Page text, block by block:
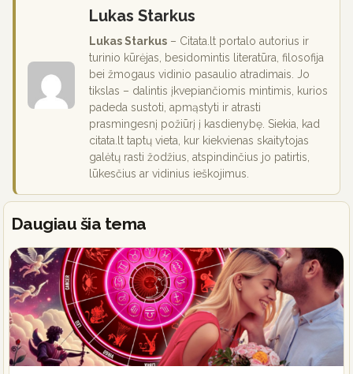
Lukas Starkus
Lukas Starkus – Citata.lt portalo autorius ir
turinio kūrėjas, besidomintis literatūra, filosofija
bei žmogaus vidinio pasaulio atradimais. Jo
tikslas – dalintis įkvepiančiomis mintimis, kurios
padeda sustoti, apmąstyti ir atrasti
prasmingesnį požiūrį į kasdienybę. Siekia, kad
citata.lt taptų vieta, kur kiekvienas skaitytojas
galėtų rasti žodžius, atspindinčius jo patirtis,
lūkesčius ar vidinius ieškojimus.
Daugiau šia tema